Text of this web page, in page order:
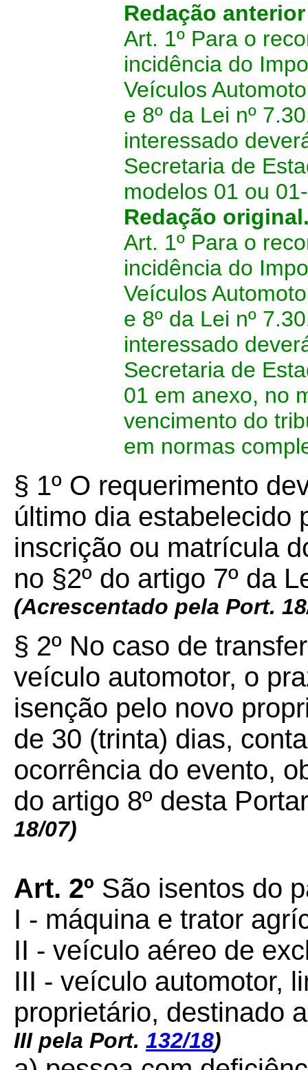
Redação
Art. 1º Para o
incidência do
Veículos
e 8º da Lei nº
interessado
Secretaria de
modelos 01 ou
Redação
Art. 1º Para o
incidência do
Veículos
e 8º da Lei nº
interessado
Secretaria de
01 em anexo, no
vencimento do
em normas
§ 1º O requerimento
último dia estabelecido
inscrição ou matrícula
no §2º do artigo 7º da
(Acrescentado pela Port.
§ 2º No caso de
veículo automotor, o
isenção pelo novo
de 30 (trinta) dias,
ocorrência do evento,
do artigo 8º desta
18/07)
Art. 2º São isentos do
I - máquina e trator
II - veículo aéreo de
III - veículo automotor,
proprietário, destinado
III pela Port. 132/18)